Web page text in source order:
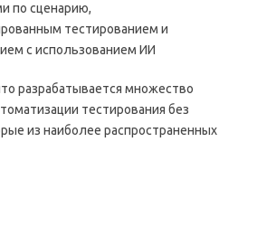
по сценарию,
тестированием и
с использованием ИИ
разрабатывается множество
тестирования без
из наиболее распространенных